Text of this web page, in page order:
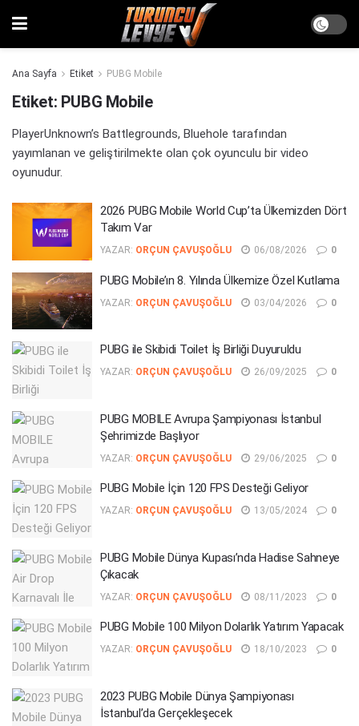
Ana Sayfa Etiket PUBG Mobile
Etiket: PUBG Mobile
PlayerUnknown’s Battlegrounds, Bluehole tarafından
yayımlanan ve geliştirilmekte olan çok oyunculu bir video
oyunudur.
2026 PUBG Mobile World Cup’ta Ülkemizden Dört
Takım Var
YAZAR: ORÇUN ÇAVUŞOĞLU 06/08/2026 0
PUBG Mobile’ın 8. Yılında Ülkemize Özel Kutlama
YAZAR: ORÇUN ÇAVUŞOĞLU 03/04/2026 0
PUBG ile Skibidi Toilet İş Birliği Duyuruldu
YAZAR: ORÇUN ÇAVUŞOĞLU 26/09/2025 0
PUBG MOBILE Avrupa Şampiyonası İstanbul
Şehrimizde Başlıyor
YAZAR: ORÇUN ÇAVUŞOĞLU 29/06/2025 0
PUBG Mobile İçin 120 FPS Desteği Geliyor
YAZAR: ORÇUN ÇAVUŞOĞLU 13/05/2024 0
PUBG Mobile Dünya Kupası’nda Hadise Sahneye
Çıkacak
YAZAR: ORÇUN ÇAVUŞOĞLU 08/11/2023 0
PUBG Mobile 100 Milyon Dolarlık Yatırım Yapacak
YAZAR: ORÇUN ÇAVUŞOĞLU 18/10/2023 0
2023 PUBG Mobile Dünya Şampiyonası
İstanbul’da Gerçekleşecek